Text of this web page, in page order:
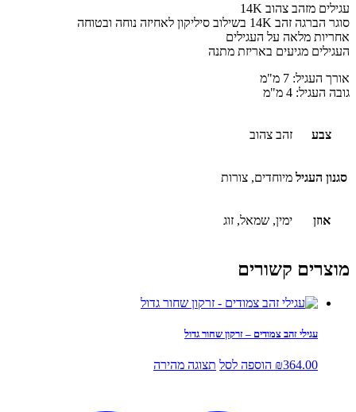
עגילים מזהב צהוב 14K
סוגר הברגה זהב 14K בשילוב סיליקון לאחיזה נוחה ובטוחה
אחריות מלאה על העגילים
העגילים מגיעים באריזת מתנה
אורך העגיל: 7 מ"מ
גובה העגיל: 4 מ"מ
צבע זהב צהוב
סגנון העגיל מיוחדים, צורות
אוזן ימין, שמאל, זוג
מוצרים קשורים
עגילי זהב צמודים – זרקון שחור גדול
₪364.00 הוספה לסל תצוגה מהירה